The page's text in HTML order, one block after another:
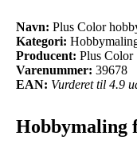
Navn: Plus Color
Kategori:
Producent: Plus Color
Varenummer: 39678
EAN: Vurderet til 4.9
Hobbymaling